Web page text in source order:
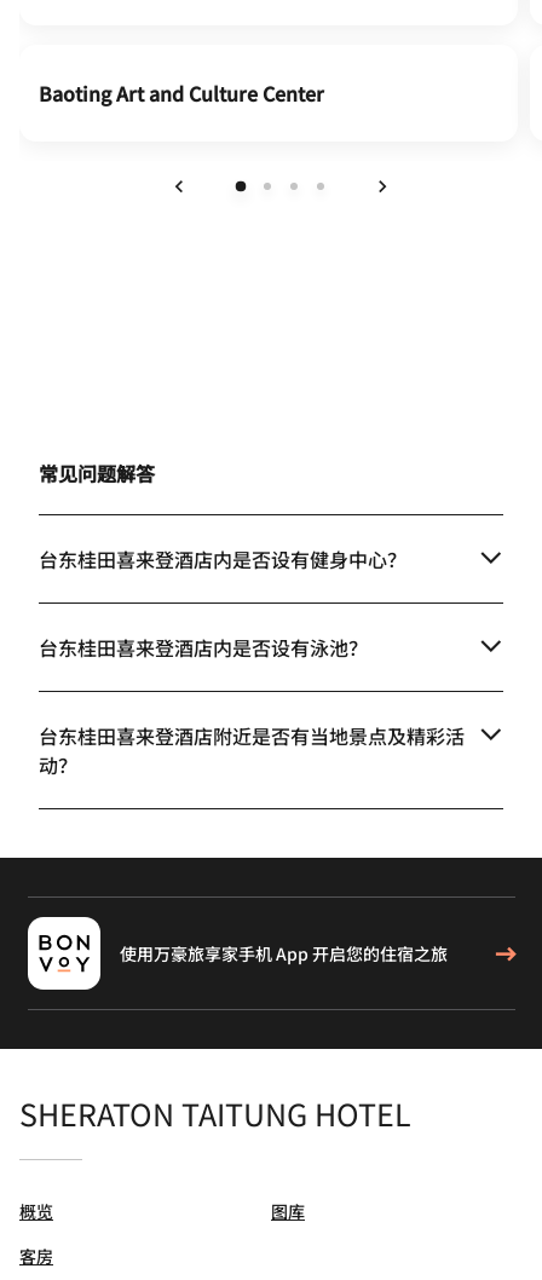
Baoting Art and Culture Center
常见问题解答
台东桂田喜来登酒店内是否设有健身中心？
台东桂田喜来登酒店内是否设有泳池？
台东桂田喜来登酒店附近是否有当地景点及精彩活
动？
使用万豪旅享家手机 App 开启您的住宿之旅
SHERATON TAITUNG HOTEL
概览
客房
图库